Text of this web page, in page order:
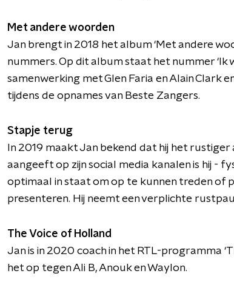
Met andere woorden
Jan brengt in 2018 het album ‘Met andere
nummers. Op dit album staat het nummer ‘Ik
samenwerking met Glen Faria en Alain Clark
tijdens de opnames van Beste Zangers.
Stapje terug
In 2019 maakt Jan bekend dat hij het
aangeeft op zijn social media kanalen is hij -
optimaal in staat om op te kunnen treden of
presenteren. Hij neemt een verplichte
The Voice of Holland
Jan is in 2020 coach in het RTL-programma
het op tegen Ali B, Anouk en Waylon.